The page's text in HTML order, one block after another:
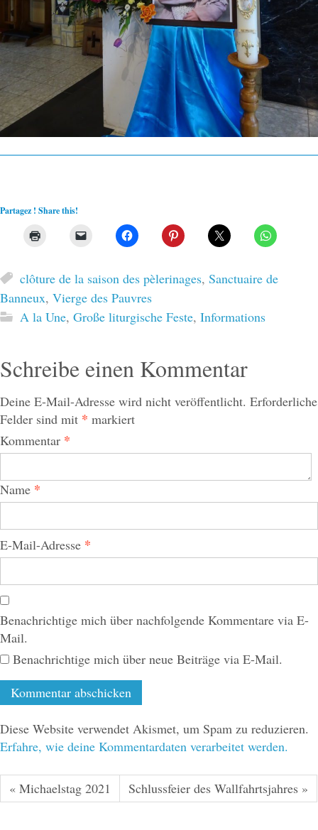
Partagez ! Share this!
clôture de la saison des pèlerinages, Sanctuaire de
Banneux, Vierge des Pauvres
A la Une, Große liturgische Feste, Informations
Schreibe einen Kommentar
Deine E-Mail-Adresse wird nicht veröffentlicht. Erforderliche
Felder sind mit * markiert
Kommentar *
Name *
E-Mail-Adresse *
Benachrichtige mich über nachfolgende Kommentare via E-
Mail.
Benachrichtige mich über neue Beiträge via E-Mail.
Diese Website verwendet Akismet, um Spam zu reduzieren.
Erfahre, wie deine Kommentardaten verarbeitet werden.
« Michaelstag 2021 Schlussfeier des Wallfahrtsjahres »